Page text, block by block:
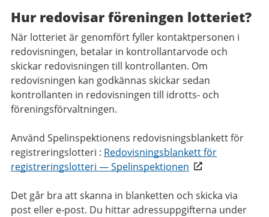
Hur redovisar föreningen lotteriet?
När lotteriet är genomfört fyller kontaktpersonen i
redovisningen, betalar in kontrollantarvode och
skickar redovisningen till kontrollanten. Om
redovisningen kan godkännas skickar sedan
kontrollanten in redovisningen till idrotts- och
föreningsförvaltningen.
Använd Spelinspektionens redovisningsblankett för
registreringslotteri : Redovisningsblankett för
registreringslotteri — Spelinspektionen
Det går bra att skanna in blanketten och skicka via
post eller e-post. Du hittar adressuppgifterna under